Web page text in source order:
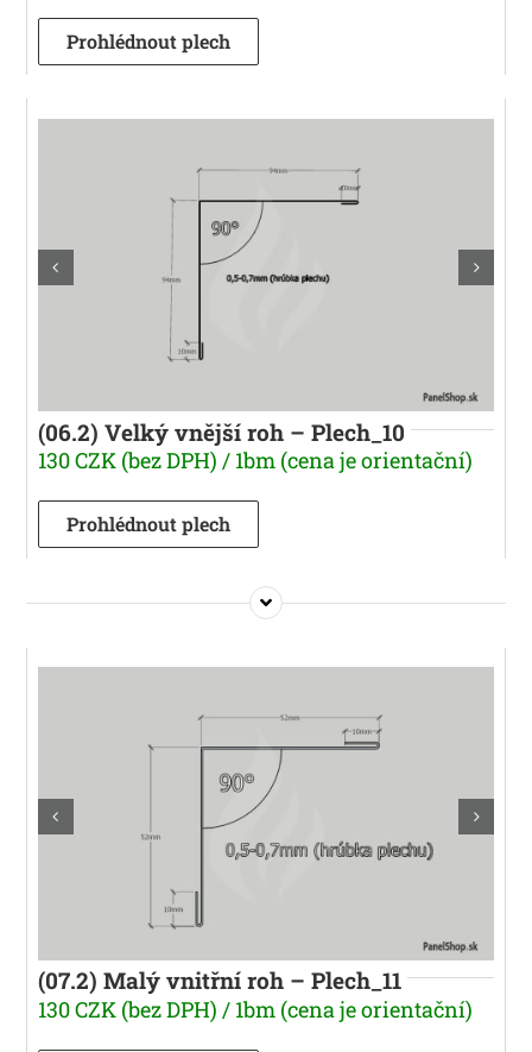
Prohlédnout plech
(06.2) Velký vnější roh – Plech_10
130 CZK (bez DPH) / 1bm (cena je orientační)
Prohlédnout plech
(07.2) Malý vnitřní roh – Plech_11
130 CZK (bez DPH) / 1bm (cena je orientační)